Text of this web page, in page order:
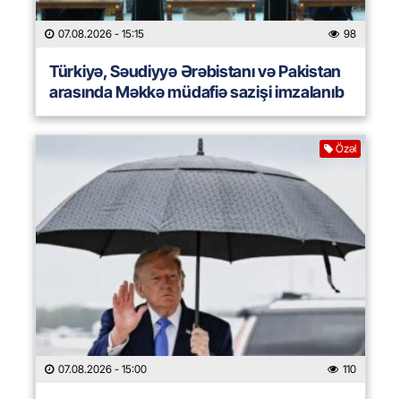
07.08.2026 - 15:15 98
Türkiyə, Səudiyyə Ərəbistanı və Pakistan
arasında Məkkə müdafiə sazişi imzalanıb
Özəl
07.08.2026 - 15:00 110